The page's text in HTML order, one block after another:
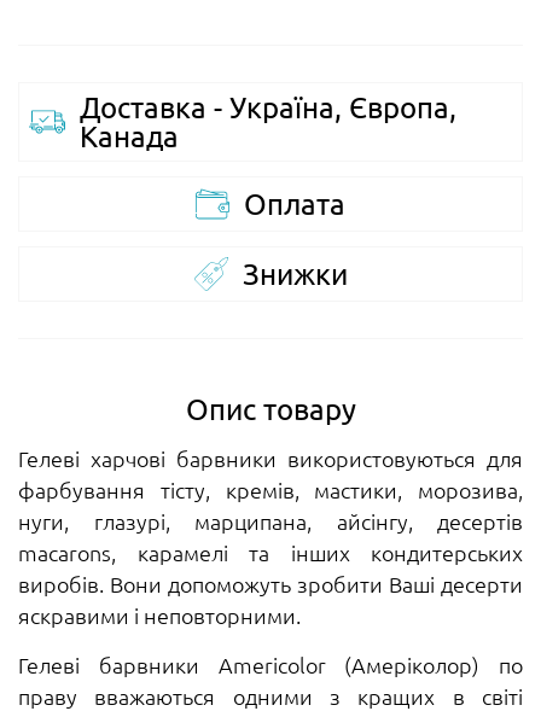
Доставка - Україна, Європа,
Канада
Оплата
Знижки
Опис товару
Гелеві харчові барвники використовуються для
фарбування тісту, кремів, мастики, морозива,
нуги, глазурі, марципана, айсінгу, десертів
macarons, карамелі та інших кондитерських
виробів. Вони допоможуть зробити Ваші десерти
яскравими і неповторними.
Гелеві барвники Americolor (Амеріколор) по
праву вважаються одними з кращих в світі